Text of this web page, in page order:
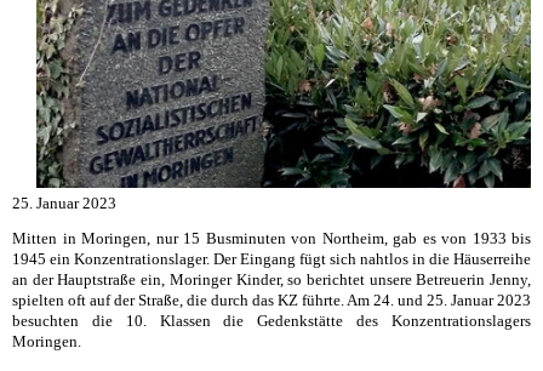
25. Januar 2023
Mitten in Moringen, nur 15 Busminuten von Northeim, gab es von 1933 bis
1945 ein Konzentrationslager. Der Eingang fügt sich nahtlos in die Häuserreihe
an der Hauptstraße ein, Moringer Kinder, so berichtet unsere Betreuerin Jenny,
spielten oft auf der Straße, die durch das KZ führte. Am 24. und 25. Januar 2023
besuchten die 10. Klassen die Gedenkstätte des Konzentrationslagers
Moringen.